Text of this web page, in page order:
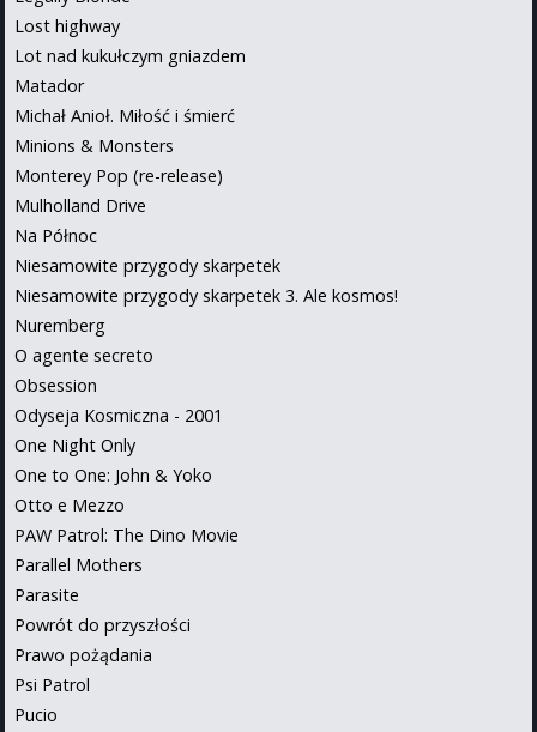
Lost highway
Lot nad kukułczym gniazdem
Matador
Michał Anioł. Miłość i śmierć
Minions & Monsters
Monterey Pop (re-release)
Mulholland Drive
Na Północ
Niesamowite przygody skarpetek
Niesamowite przygody skarpetek 3. Ale kosmos!
Nuremberg
O agente secreto
Obsession
Odyseja Kosmiczna - 2001
One Night Only
One to One: John & Yoko
Otto e Mezzo
PAW Patrol: The Dino Movie
Parallel Mothers
Parasite
Powrót do przyszłości
Prawo pożądania
Psi Patrol
Pucio